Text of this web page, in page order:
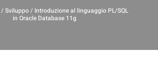
/Sviluppo/ Introduzione al linguaggio PL/SQL
in Oracle Database 11g